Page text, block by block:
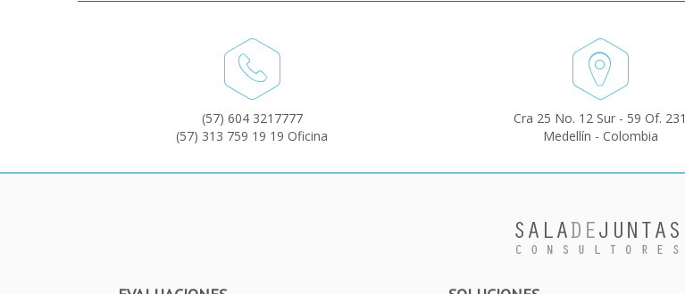
(57) 604 3217777
(57) 313 759 19 19 Oficina
Cra 25 No. 12 Sur - 59 Of. 231
Medellín - Colombia